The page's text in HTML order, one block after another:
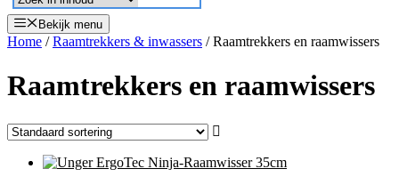
Bekijk menu
Home /Raamtrekkers & inwassers / Raamtrekkers en raamwissers
Raamtrekkers en raamwissers